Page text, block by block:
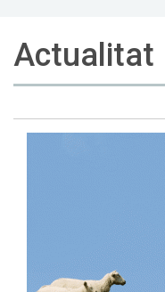
Actualitat